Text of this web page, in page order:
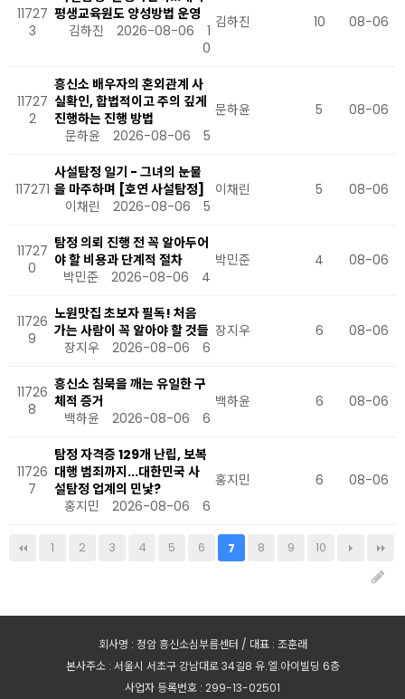
11727
3
평생교육원도 양성방법 운영
김하진
2026-08-06
1
0
김하진 10 08-06
11727
2
흥신소 배우자의 혼외관계 사
실확인, 합법적이고 주의 깊게
진행하는 진행 방법
문하윤
2026-08-06 5
문하윤 5 08-06
117271
사설탐정 일기 - 그녀의 눈물
을 마주하며 [호연 사설탐정]
이채린
2026-08-06 5
이채린 5 08-06
11727
0
탐정 의뢰 진행 전 꼭 알아두어
야 할 비용과 단계적 절차
박민준
2026-08-06 4
박민준 4 08-06
11726
9
노원맛집 초보자 필독! 처음
가는 사람이 꼭 알아야 할 것들
장지우
2026-08-06 6
장지우 6 08-06
11726
8
흥신소 침묵을 깨는 유일한 구
체적 증거
백하윤
2026-08-06 6
백하윤 6 08-06
11726
7
탐정 자격증 129개 난립, 보복
대행 범죄까지...대한민국 사
설탐정 업계의 민낯?
홍지민
2026-08-06 6
홍지민 6 08-06
1 2 3 4 5 6 7 8 9 10
회사명 : 정암 흥신소심부름센터 / 대표 : 조훈래
본사주소 : 서울시 서초구 강남대로 34길8 유.엘.아이빌딩 6층
사업자 등록번호 : 299-13-02501